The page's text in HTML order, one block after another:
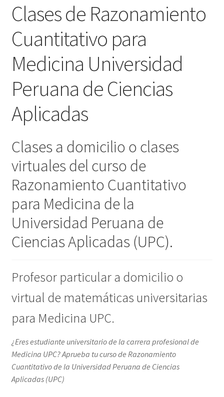
Clases de Razonamiento
Cuantitativo para
Medicina Universidad
Peruana de Ciencias
Aplicadas
Clases a domicilio o clases
virtuales del curso de
Razonamiento Cuantitativo
para Medicina de la
Universidad Peruana de
Ciencias Aplicadas (UPC).
Profesor particular a domicilio o
virtual de matemáticas universitarias
para Medicina UPC.
¿Eres estudiante universitario de la carrera profesional de
Medicina UPC? Aprueba tu curso de Razonamiento
Cuantitativo de la Universidad Peruana de Ciencias
Aplicadas (UPC)